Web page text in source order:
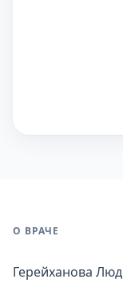
О ВРАЧЕ
Герейханова